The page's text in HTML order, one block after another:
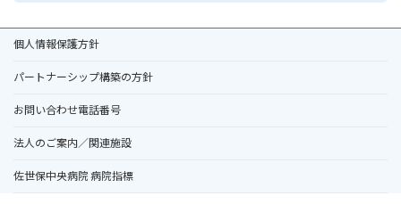
個人情報保護方針
パートナーシップ構築の方針
お問い合わせ電話番号
法人のご案内／関連施設
佐世保中央病院 病院指標